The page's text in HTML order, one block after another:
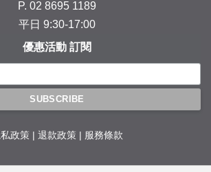
P. 02 8695 1189
平日 9:30-17:00
優惠活動 訂閱
私政策 退款政策 服務條款